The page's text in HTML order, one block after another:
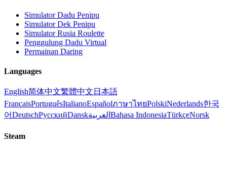
Simulator Dadu Penipu
Simulator Dek Penipu
Simulator Rusia Roulette
Penggulung Dadu Virtual
Permainan Daring
Languages
English简体中文繁體中文 日本語
FrançaisPortuguêsItalianoEspañolภาษาไทยPolskiNederlands한국
어DeutschРусскийDanskالعربية Bahasa IndonesiaTürkçeNorsk
Steam